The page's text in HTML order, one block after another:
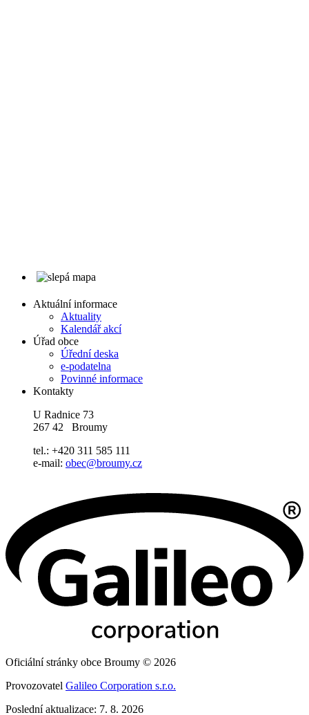
Aktuální informace
Aktuality
Kalendář akcí
Úřad obce
Úřední deska
e-podatelna
Povinné informace
Kontakty
U Radnice 73
267 42 Broumy
tel.: +420 311 585 111
e-mail: obec@broumy.cz
Oficiální stránky obce Broumy © 2026
Provozovatel Galileo Corporation s.r.o.
Poslední aktualizace: 7. 8. 2026